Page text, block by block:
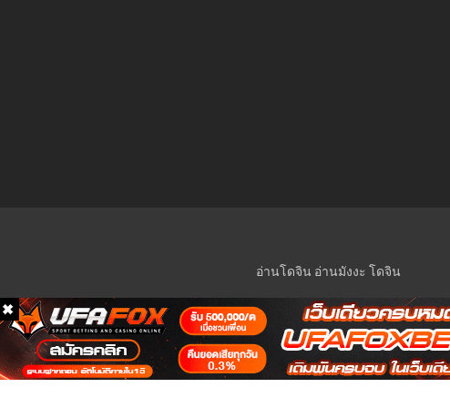
อ่านโดจิน อ่านมังงะ โดจิน
© 2023 Manga-Lc Inc. All rights reserved